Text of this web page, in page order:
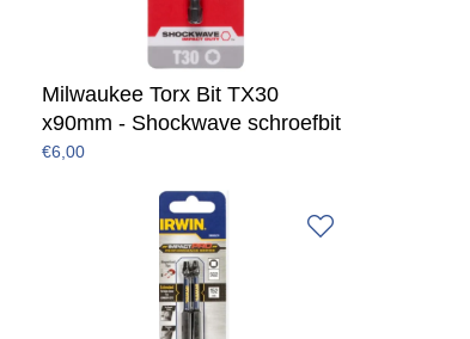
Milwaukee Torx Bit TX30
x90mm - Shockwave schroefbit
€6,00